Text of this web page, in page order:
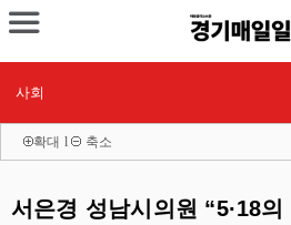
사회
확대 l 축소
서은경 성남시의원 “5·18